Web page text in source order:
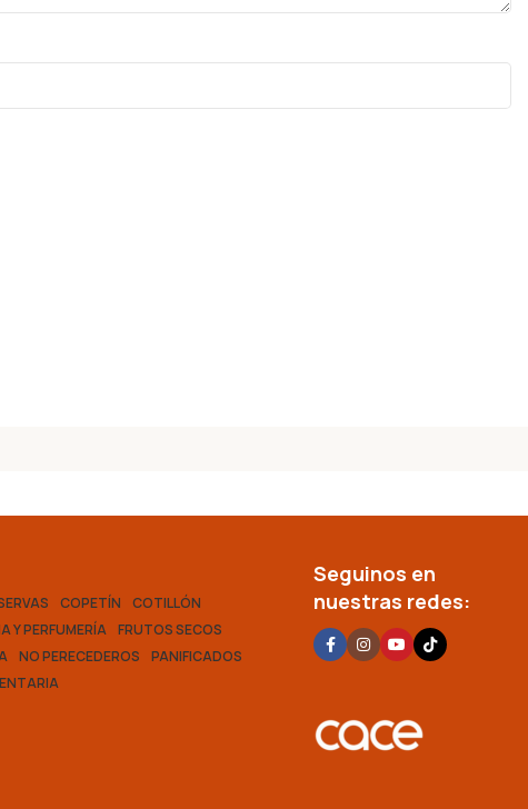
COPETÍN
COTILLÓN
Y PERFUMERÍA FRUTOS SECOS
NO PERECEDEROS
PANIFICADOS
Seguinos en
nuestras redes: